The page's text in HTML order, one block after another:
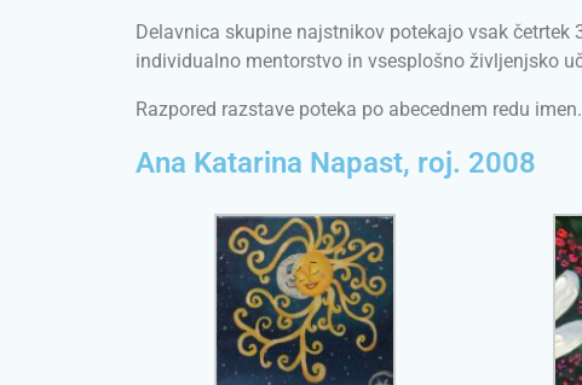
Delavnica skupine najstnikov potekajo vsak četrtek
individualno mentorstvo in vsesplošno življenjsko
Razpored razstave poteka po abecednem redu imen.
Ana Katarina Napast, roj. 2008